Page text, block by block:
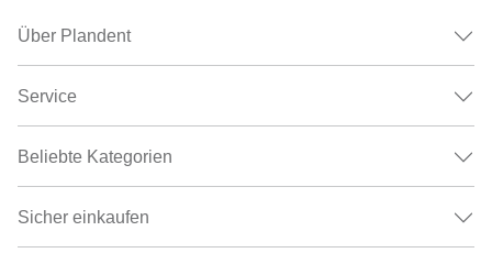
Über Plandent
Service
Beliebte Kategorien
Sicher einkaufen